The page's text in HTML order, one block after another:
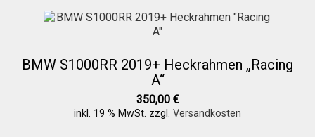
BMW S1000RR 2019+ Heckrahmen „Racing
A“
350,00 €
inkl. 19 % MwSt. zzgl. Versandkosten